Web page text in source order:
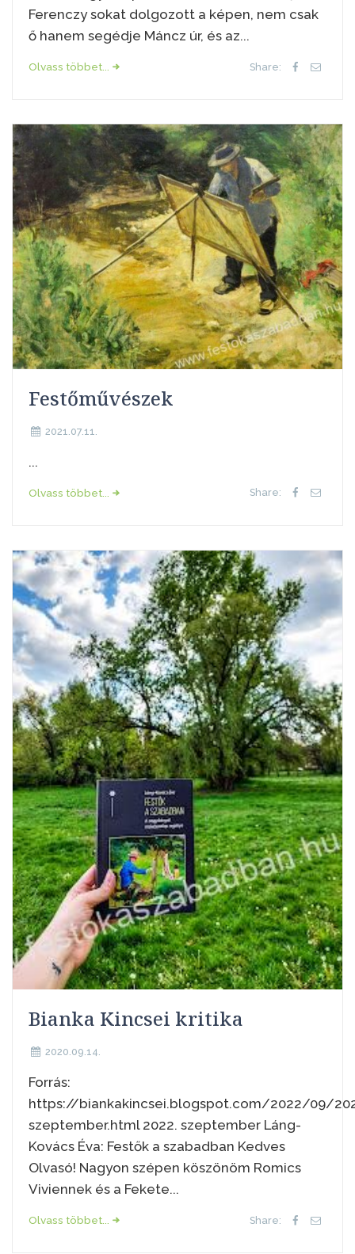
Ferenczy sokat dolgozott a képen, nem csak
ő hanem segédje Máncz úr, és az...
Olvass többet... Share:
Festőművészek
2021.07.11.
...
Olvass többet... Share:
Bianka Kincsei kritika
2020.09.14.
Forrás:
https://biankakincsei.blogspot.com/2022/09/
szeptember.html 2022. szeptember Láng-
Kovács Éva: Festők a szabadban Kedves
Olvasó! Nagyon szépen köszönöm Romics
Viviennek és a Fekete...
Olvass többet... Share: